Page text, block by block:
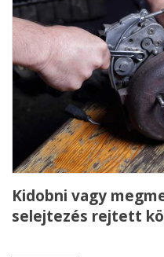
Kidobni vagy
selejtezés rejtett